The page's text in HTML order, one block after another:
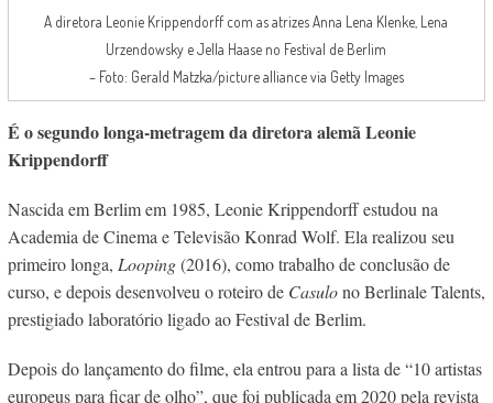
A diretora Leonie Krippendorff com as atrizes Anna Lena Klenke, Lena
Urzendowsky e Jella Haase no Festival de Berlim
– Foto: Gerald Matzka/picture alliance via Getty Images
É o segundo longa-metragem da diretora alemã Leonie
Krippendorff
Nascida em Berlim em 1985, Leonie Krippendorff estudou na
Academia de Cinema e Televisão Konrad Wolf. Ela realizou seu
primeiro longa, Looping(2016), como trabalho de conclusão de
curso, e depois desenvolveu o roteiro de Casulono Berlinale Talents,
prestigiado laboratório ligado ao Festival de Berlim.
Depois do lançamento do filme, ela entrou para a lista de “10 artistas
europeus para ficar de olho”, que foi publicada em 2020 pela revista